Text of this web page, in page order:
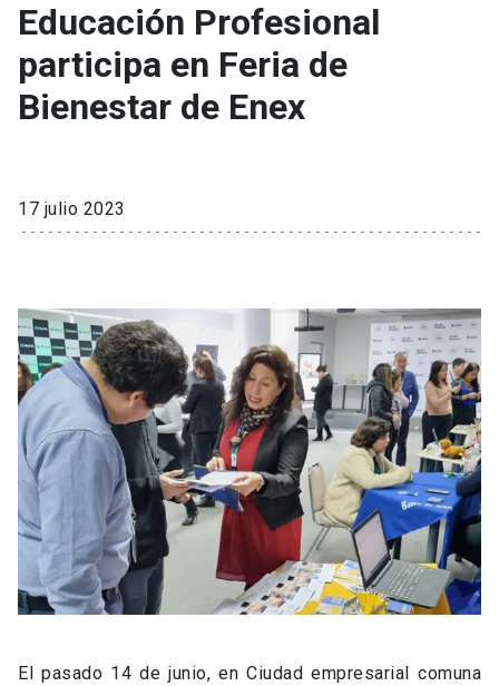
Educación Profesional
participa en Feria de
Bienestar de Enex
17 julio 2023
El pasado 14 de junio, en Ciudad empresarial comuna